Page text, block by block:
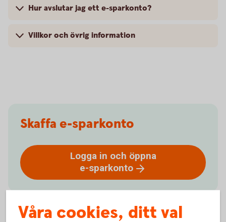
Hur avslutar jag ett e-sparkonto?
Villkor och övrig information
Skaffa e-sparkonto
Logga in och öppna
e-sparkonto
Våra cookies, ditt val